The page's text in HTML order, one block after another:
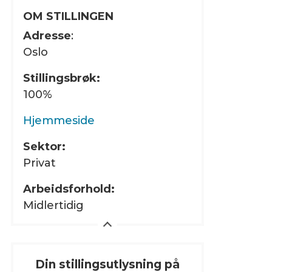
OM STILLINGEN
Adresse:
Oslo
Stillingsbrøk:
100%
Hjemmeside
Sektor:
Privat
Arbeidsforhold:
Midlertidig
Din stillingsutlysning på